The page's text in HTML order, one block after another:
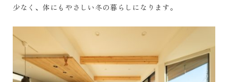
少なく、体にもやさしい冬の暮らしになります。